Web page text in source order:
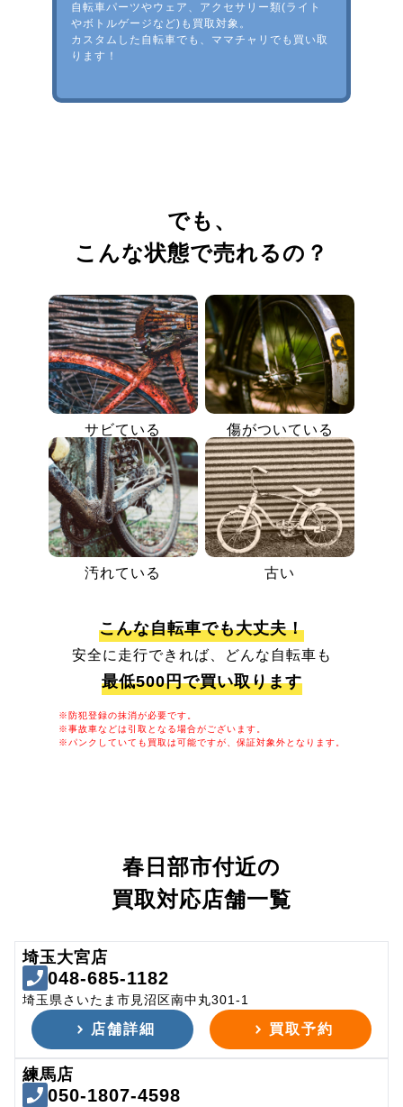
自転車パーツやウェア、アクセサリー類(ライト
やボトルゲージなど)も買取対象。
カスタムした自転車でも、ママチャリでも買い取
ります！
でも、
こんな状態で売れるの？
サビている 傷がついている
汚れている 古い
こんな自転車でも大丈夫！
安全に走行できれば、どんな自転車も
最低500円で買い取ります
※防犯登録の抹消が必要です。
※事故車などは引取となる場合がございます。
※パンクしていても買取は可能ですが、保証対象外となります。
春日部市付近の
買取対応店舗一覧
埼玉大宮店
048-685-1182
埼玉県さいたま市見沼区南中丸301-1
店舗詳細 買取予約
練馬店
050-1807-4598